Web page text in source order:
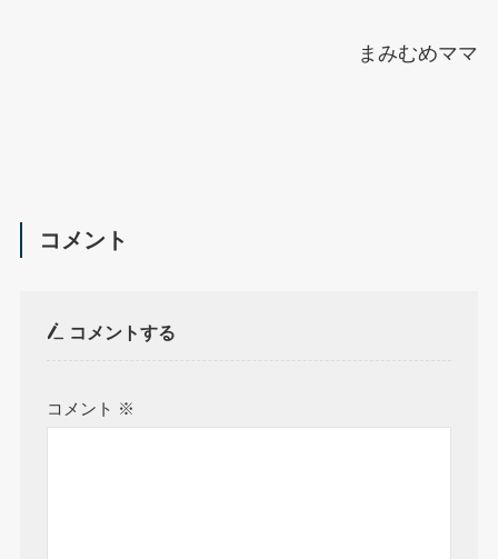
まみむめママ
コメント
コメントする
コメント ※